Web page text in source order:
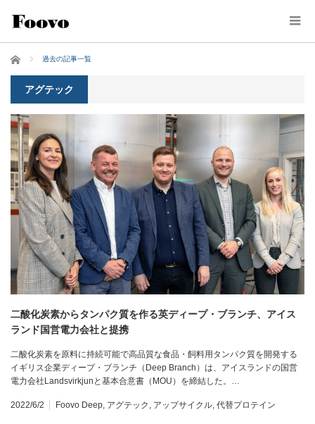
ホーム 過去の記事一覧
アグテック
二酸化炭素からタンパク質を作る英ディープ・ブランチ、アイス
ランド国営電力会社と提携
二酸化炭素を原料に持続可能で高品質な食品・飼料用タンパク質を開発する
イギリス企業ディープ・ブランチ（Deep Branch）は、アイスランドの国営
電力会社Landsvirkjunと基本合意書（MOU）を締結した。…
2022/6/2 Foovo Deep アグテック アップサイクル 代替プロテイン